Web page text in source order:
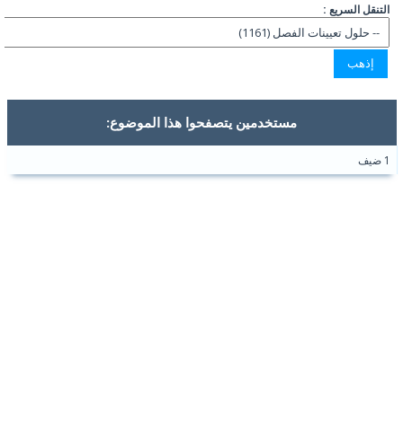
التنقل السريع :
مستخدمين يتصفحوا هذا الموضوع: